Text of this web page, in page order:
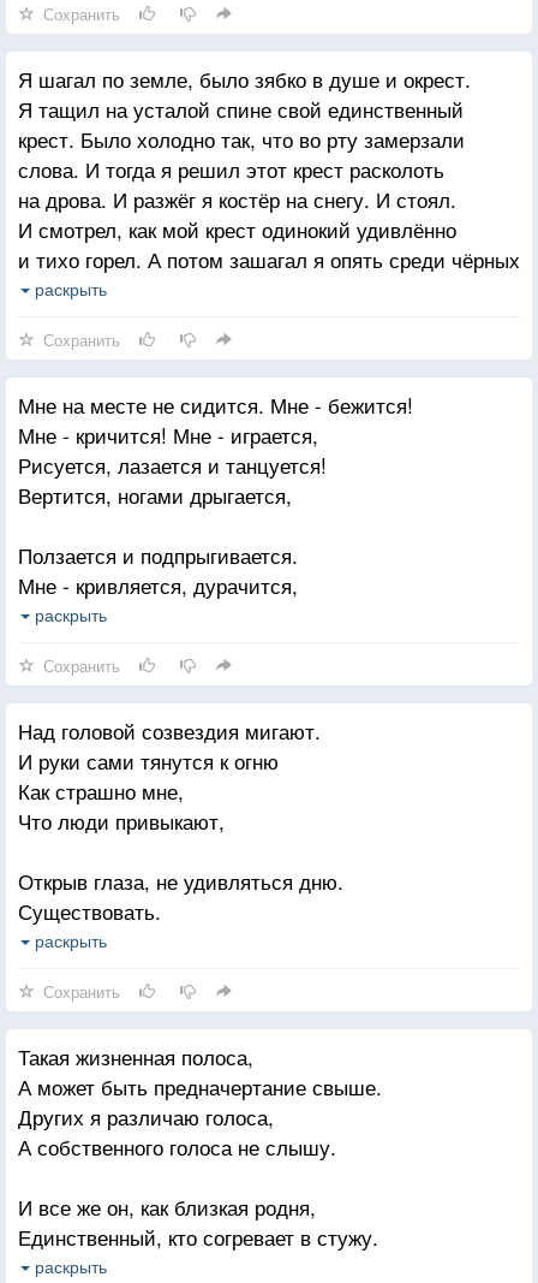
Ничего они бы не свершили!
Никогда б не вылезли из тьмы!
Может, самый главный стимул жизни
В горькой истине, что смертны мы.
Сохранить
Я шагал по земле, было зябко в душе и окрест.
Я тащил на усталой спине свой единственный
крест. Было холодно так, что во рту замерзали
слова. И тогда я решил этот крест расколоть
на дрова. И разжёг я костёр на снегу. И стоял.
И смотрел, как мой крест одинокий удивлённо
и тихо горел. А потом зашагал я опять среди чёрных
полей. Нет креста за спиной без него мне ещё
раскрыть
Сохранить
Мне на месте не сидится. Мне - бежится!
Мне - кричится! Мне - играется,
Рисуется, лазается и танцуется!
Вертится, ногами дрыгается,
Ползается и подпрыгивается.
Мне - кривляется, дурачится,
Улыбается и плачется,
Лично и со всеми вместе
К небу хочется взлететь!
Не сидится мне на месте...
А чего на нем Сидеть?!
раскрыть
Сохранить
Над головой созвездия мигают.
И руки сами тянутся к огню
Как страшно мне,
Что люди привыкают,
Открыв глаза, не удивляться дню.
Существовать.
Не убегать за сказкой.
Ловить Жар-птицу
Для жаркого с кашей.
А Золотую рыбку —
Для ухи.
раскрыть
Сохранить
Такая жизненная полоса,
А может быть предначертание свыше.
Других я различаю голоса,
А собственного голоса не слышу.
И все же он, как близкая родня,
Единственный, кто согревает в стужу.
До смерти будет он внутри меня.
раскрыть